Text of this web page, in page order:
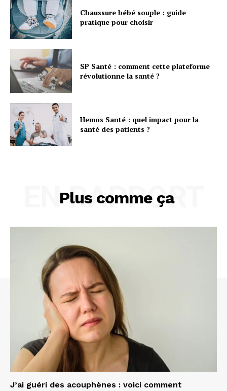
Chaussure bébé souple : guide
pratique pour choisir
SP Santé : comment cette plateforme
révolutionne la santé ?
Hemos Santé : quel impact pour la
santé des patients ?
Plus comme ça
EN RAPPORT
J’ai guéri des acouphènes : voici comment